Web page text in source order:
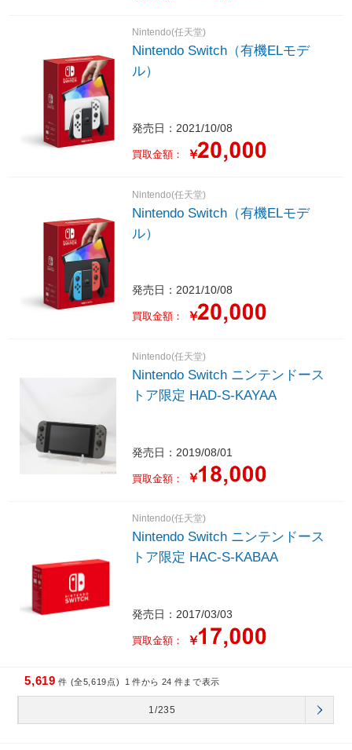
Nintendo(任天堂)
Nintendo Switch（有機ELモデ
ル）
発売日：2021/10/08
買取金額： ￥
Nintendo(任天堂)
Nintendo Switch（有機ELモデ
ル）
発売日：2021/10/08
買取金額： ￥
Nintendo(任天堂)
Nintendo Switch ニンテンドース
トア限定 HAD-S-KAYAA
発売日：2019/08/01
買取金額： ￥
Nintendo(任天堂)
Nintendo Switch ニンテンドース
トア限定 HAC-S-KABAA
発売日：2017/03/03
買取金額： ￥
5,619 件 (全5,619点) 1 件から 24 件まで表示
1/235